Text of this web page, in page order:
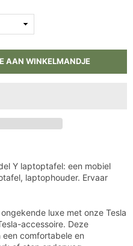
AAN WINKELMANDJE
Y laptoptafel: een mobiel
laptophouder. Ervaar
ongekende luxe met onze Tesla
accessoire. Deze
comfortabele en